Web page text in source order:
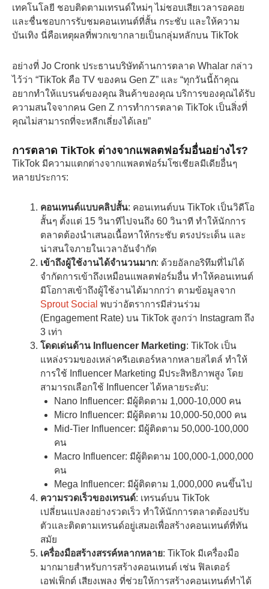
เทคโนโลยี ชอบติดตามเทรนด์ใหม่ๆ ไม่ชอบเสียเวลารอคอย
และชื่นชอบการรับชมคอนเทนต์ที่สั้น กระชับ และให้ความ
บันเทิง นี่คือเหตุผลที่พวกเขากลายเป็นกลุ่มหลักบน TikTok
อย่างที่ Jo Cronk ประธานบริษัทด้านการตลาด Whalar กล่าว
ไว้ว่า “TikTok คือ TV ของคน Gen Z” และ “ทุกวันนี้ถ้าคุณ
อยากทำให้แบรนด์ของคุณ สินค้าของคุณ บริการของคุณได้รับ
ความสนใจจากคน Gen Z การทำการตลาด TikTok เป็นสิ่งที่
คุณไม่สามารถที่จะหลีกเลี่ยงได้เลย”
การตลาด TikTok ต่างจากแพลตฟอร์มอื่นอย่างไร?
TikTok มีความแตกต่างจากแพลตฟอร์มโซเชียลมีเดียอื่นๆ
หลายประการ:
คอนเทนต์แบบคลิปสั้น: คอนเทนต์บน TikTok เป็นวิดีโอ
สั้นๆ ตั้งแต่ 15 วินาทีไปจนถึง 60 วินาที ทำให้นักการ
ตลาดต้องนำเสนอเนื้อหาให้กระชับ ตรงประเด็น และ
น่าสนใจภายในเวลาอันจำกัด
เข้าถึงผู้ใช้งานได้จำนวนมาก: ด้วยอัลกอริทึมที่ไม่ได้
จำกัดการเข้าถึงเหมือนแพลตฟอร์มอื่น ทำให้คอนเทนต์
มีโอกาสเข้าถึงผู้ใช้งานได้มากกว่า ตามข้อมูลจาก
Sprout Social พบว่าอัตราการมีส่วนร่วม
(Engagement Rate) บน TikTok สูงกว่า Instagram ถึง
3 เท่า
โดดเด่นด้าน Influencer Marketing: TikTok เป็น
แหล่งรวมของเหล่าครีเอเตอร์หลากหลายสไตล์ ทำให้
การใช้ Influencer Marketing มีประสิทธิภาพสูง โดย
สามารถเลือกใช้ Influencer ได้หลายระดับ:
Nano Influencer: มีผู้ติดตาม 1,000-10,000 คน
Micro Influencer: มีผู้ติดตาม 10,000-50,000 คน
Mid-Tier Influencer: มีผู้ติดตาม 50,000-100,000
คน
Macro Influencer: มีผู้ติดตาม 100,000-1,000,000
คน
Mega Influencer: มีผู้ติดตาม 1,000,000 คนขึ้นไป
ความรวดเร็วของเทรนด์: เทรนด์บน TikTok
เปลี่ยนแปลงอย่างรวดเร็ว ทำให้นักการตลาดต้องปรับ
ตัวและติดตามเทรนด์อยู่เสมอเพื่อสร้างคอนเทนต์ที่ทัน
สมัย
เครื่องมือสร้างสรรค์หลากหลาย: TikTok มีเครื่องมือ
มากมายสำหรับการสร้างคอนเทนต์ เช่น ฟิลเตอร์
เอฟเฟ็กต์ เสียงเพลง ที่ช่วยให้การสร้างคอนเทนต์ทำได้